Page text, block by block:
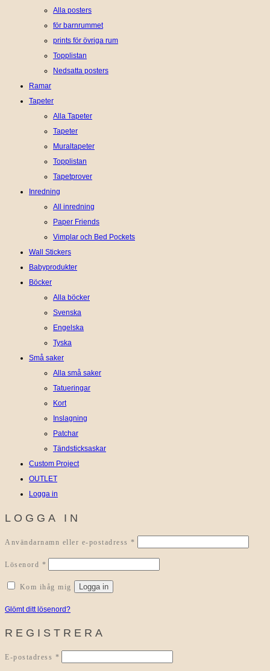
Alla posters
för barnrummet
prints för övriga rum
Topplistan
Nedsatta posters
Ramar
Tapeter
Alla Tapeter
Tapeter
Muraltapeter
Topplistan
Tapetprover
Inredning
All inredning
Paper Friends
Vimplar och Bed Pockets
Wall Stickers
Babyprodukter
Böcker
Alla böcker
Svenska
Engelska
Tyska
Små saker
Alla små saker
Tatueringar
Kort
Inslagning
Patchar
Tändsticksaskar
Custom Project
OUTLET
Logga in
LOGGA IN
Användarnamn eller e-postadress *
Lösenord *
Kom ihåg mig Logga in
Glömt ditt lösenord?
REGISTRERA
E-postadress *